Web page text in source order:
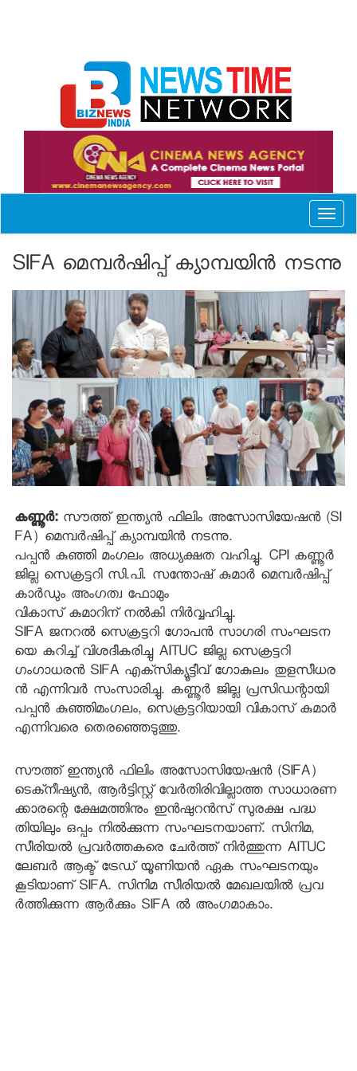
SIFA മെമ്പര്‍ഷിപ്പ് ക്യാമ്പയിന്‍ നടന്നു
കണ്ണൂര്‍:സൗത്ത് ഇന്ത്യന്‍ ഫിലിം അസോസിയേഷന്‍ (SI
FA) മെമ്പര്‍ഷിപ്പ് ക്യാമ്പയിന്‍ നടന്നു.
പപ്പന്‍ കുഞ്ഞി മംഗലം അധ്യക്ഷത വഹിച്ചു. CPI കണ്ണൂര്‍
ജില്ല സെക്രട്ടറി സി.പി. സന്തോഷ് കുമാര്‍ മെമ്പര്‍ഷിപ്പ്
കാര്‍ഡും അംഗത്വ ഫോമും
വികാസ് കുമാറിന് നല്‍കി നിര്‍വ്വഹിച്ചു.
SIFA ജനറല്‍ സെക്രട്ടറി ഗോപന്‍ സാഗരി സംഘടന
യെ കുറിച്ച് വിശദീകരിച്ചു AITUC ജില്ല സെക്രട്ടറി
ഗംഗാധരന്‍ SIFA എക്‌സിക്യൂട്ടീവ് ഗോകുലം തുളസീധര
ന്‍ എന്നിവര്‍ സംസാരിച്ചു. കണ്ണൂര്‍ ജില്ല പ്രസിഡന്റായി
പപ്പന്‍ കുഞ്ഞിമംഗലം, സെക്രട്ടറിയായി വികാസ് കുമാര്‍
എന്നിവരെ തെരഞ്ഞെടുത്തു.
സൗത്ത് ഇന്ത്യന്‍ ഫിലിം അസോസിയേഷന്‍ (SIFA)
ടെക്‌നീഷ്യന്‍, ആര്‍ട്ടിസ്റ്റ് വേര്‍തിരിവില്ലാത്ത സാധാരണ
ക്കാരന്റെ ക്ഷേമത്തിനും ഇന്‍ഷുറന്‍സ് സുരക്ഷ പദ്ധ
തിയിലും ഒപ്പം നില്‍ക്കുന്ന സംഘടനയാണ്. സിനിമ,
സീരിയല്‍ പ്രവര്‍ത്തകരെ ചേര്‍ത്ത് നിര്‍ത്തുന്ന AITUC
ലേബര്‍ ആക്ട് ട്രേഡ് യൂണിയന്‍ ഏക സംഘടനയും
കൂടിയാണ് SIFA. സിനിമ സീരിയല്‍ മേഖലയില്‍ പ്രവ
ര്‍ത്തിക്കുന്ന ആര്‍ക്കും SIFA ല്‍ അംഗമാകാം.